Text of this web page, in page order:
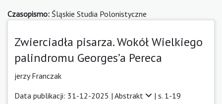
Czasopismo: Śląskie Studia Polonistyczne
Zwierciadła pisarza. Wokół Wielkiego
palindromu Georges’a Pereca
jerzy Franczak
Data publikacji: 31-12-2025 | Abstrakt | s. 1-19